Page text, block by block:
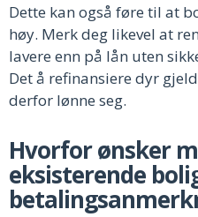
Dette kan også føre til at
høy. Merk deg likevel at
lavere enn på lån uten
Det å refinansiere dyr
derfor lønne seg.
Hvorfor ønsker
eksisterende